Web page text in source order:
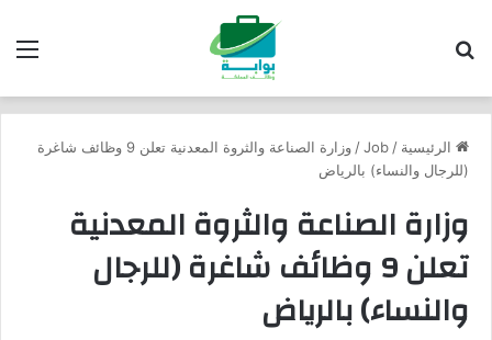
الرئيسية /
Job
/
وزارة الصناعة والثروة المعدنية تعلن 9 وظائف شاغرة
(للرجال والنساء) بالرياض
وزارة الصناعة والثروة المعدنية
تعلن 9 وظائف شاغرة (للرجال
والنساء) بالرياض